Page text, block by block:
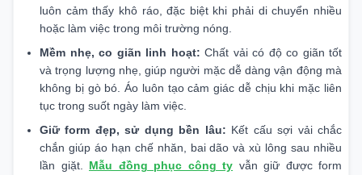
luôn cảm thấy khô ráo, đặc biệt khi phải di chuyển nhiều
hoặc làm việc trong môi trường nóng.
Mềm nhẹ, co giãn linh hoạt: Chất vải có độ co giãn tốt
và trọng lượng nhẹ, giúp người mặc dễ dàng vận động mà
không bị gò bó. Áo luôn tạo cảm giác dễ chịu khi mặc liên
tục trong suốt ngày làm việc.
Giữ form đẹp, sử dụng bền lâu: Kết cấu sợi vải chắc
chắn giúp áo hạn chế nhăn, bai dão và xù lông sau nhiều
lần giặt. Mẫu đồng phục công ty vẫn giữ được form